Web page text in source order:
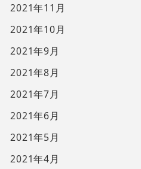
2021年11月
2021年10月
2021年9月
2021年8月
2021年7月
2021年6月
2021年5月
2021年4月